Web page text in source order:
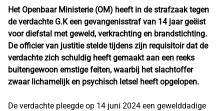
Het Openbaar Ministerie (OM) heeft in de strafzaak tegen
de verdachte G.K een gevangenisstraf van 14 jaar geëist
voor diefstal met geweld, verkrachting en brandstichting.
De officier van justitie stelde tijdens zijn requisitoir dat de
verdachte zich schuldig heeft gemaakt aan een reeks
buitengewoon ernstige feiten, waarbij het slachtoffer
zwaar lichamelijk en psychisch letsel heeft opgelopen.
De verdachte pleegde op 14 juni 2024 een gewelddadige